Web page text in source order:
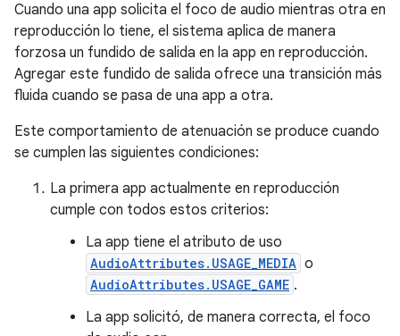
Cuando una app solicita el foco de audio mientras otra en
reproducción lo tiene, el sistema aplica de manera
forzosa un fundido de salida en la app en reproducción.
Agregar este fundido de salida ofrece una transición más
fluida cuando se pasa de una app a otra.
Este comportamiento de atenuación se produce cuando
se cumplen las siguientes condiciones:
La primera app actualmente en reproducción
cumple con todos estos criterios:
La app tiene el atributo de uso
AudioAttributes.USAGE_MEDIA o
AudioAttributes.USAGE_GAME .
La app solicitó, de manera correcta, el foco